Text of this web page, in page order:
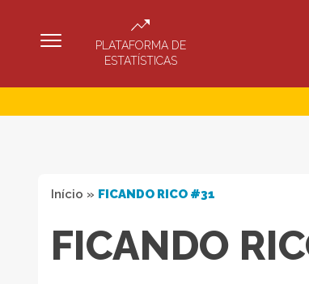
PLATAFORMA DE
ESTATÍSTICAS
Início » FICANDO RICO #31
FICANDO